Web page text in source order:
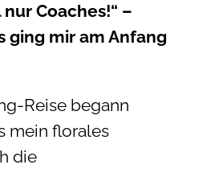
Coaches!“ –
ging mir am Anfang
Reise begann
mein florales
die